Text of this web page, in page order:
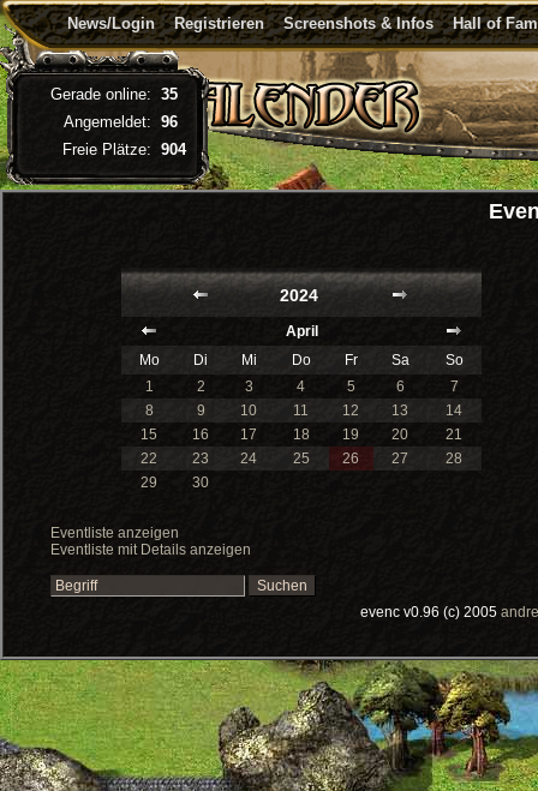
News/Login Registrieren Screenshots & Infos Hall of
2024
April
Mo
Di Mi Do Fr Sa
So
1
2 3 4 5 6
7
8
9 10 11 12 13
14
15
16 17 18 19 20
21
22
23 24 25 26 27
28
29
30
Eventliste anzeigen
Eventliste mit Details anzeigen
evenc v0.96 (c) 2005
Gerade online: 35
Angemeldet: 96
Freie Plätze: 904